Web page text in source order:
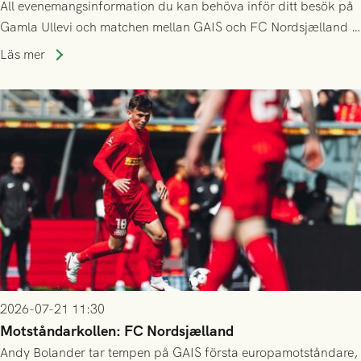
All evenemangsinformation du kan behöva inför ditt besök på
Gamla Ullevi och matchen mellan GAIS och FC Nordsjælland i
kvalet till Conference League! Avspark kl 19.00 på torsdag
Läs mer
2026-07-21 11:30
Motståndarkollen: FC Nordsjælland
Andy Bolander tar tempen på GAIS första europamotståndare,